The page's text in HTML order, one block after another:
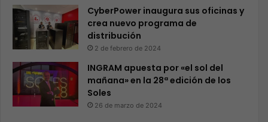
CyberPower inaugura sus oficinas y
crea nuevo programa de
distribución
2 de febrero de 2024
INGRAM apuesta por «el sol del
mañana» en la 28ª edición de los
Soles
26 de marzo de 2024